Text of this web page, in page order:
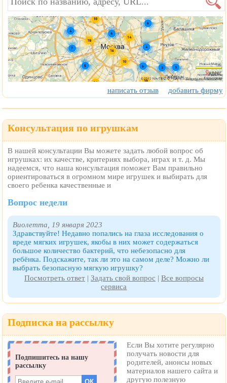
написать отзыв добавить фирму
Консультация по игрушкам
В нашей консультации Вы можете задать любой вопрос об
игрушках: их качестве, критериях выбора, играх и т. д. Мы
надеемся, что наша консультация поможет Вам правильно
ориентироваться в огромном мире игрушек и выбирать для
своего ребенка качественные и
Вопрос недели
Виолетта, 19 января 2023
Здравствуйте! Недавно попались на глаза исследования о
вреде мягких игрушек, якобы в них может содержаться
большое количество бактерий, что небезопасно для
ребёнка. Подскажите, так ли это на самом деле? Можно ли
выбрать безопасную мягкую игрушку?
Посмотреть ответ| Задать свой вопрос | Все вопросы
сервиса
Подписка на рассылку
Если Вы хотите регулярно
получать новости для
родителей, анонсы новых
материалов нашего сайта и
другую полезную